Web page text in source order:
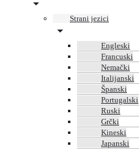
Strani jezici
Engleski
Francuski
Nemački
Italijanski
Španski
Portugalski
Ruski
Grčki
Kineski
Japanski